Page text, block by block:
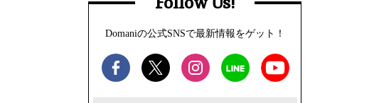
Follow Us!
Domaniの公式SNSで最新情報をゲット！